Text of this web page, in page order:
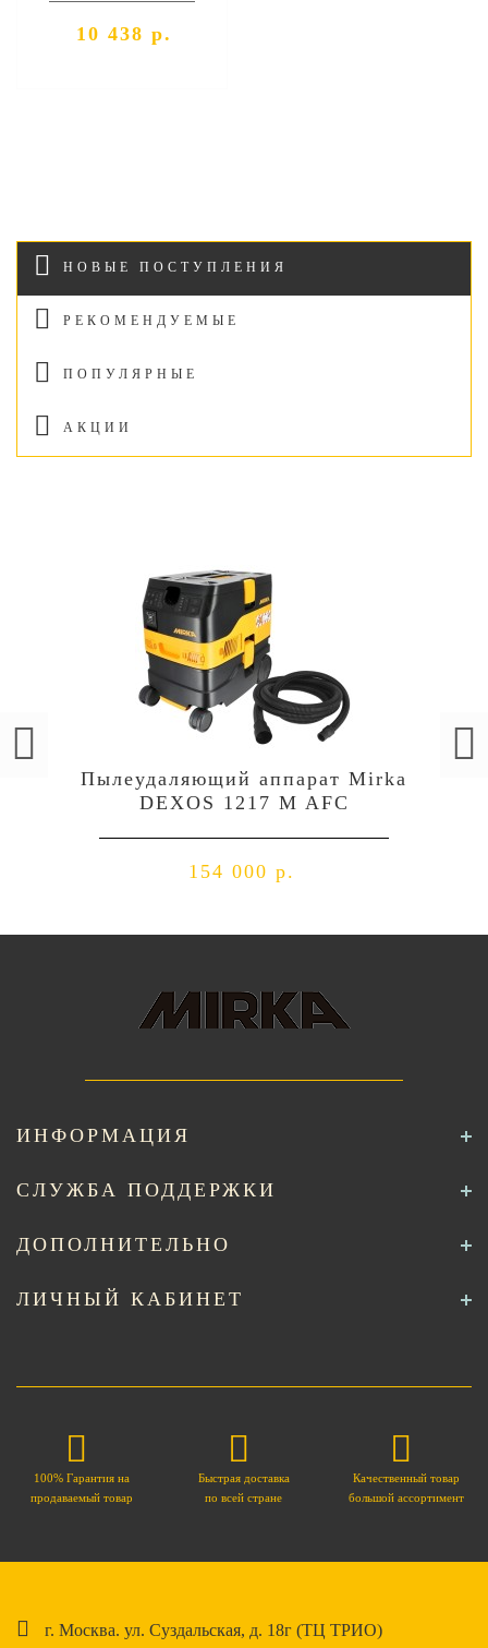
10 438 р.
НОВЫЕ ПОСТУПЛЕНИЯ
РЕКОМЕНДУЕМЫЕ
ПОПУЛЯРНЫЕ
АКЦИИ
Пылеудаляющий аппарат Mirka
DEXOS 1217 M AFC
154 000 р.
ИНФОРМАЦИЯ
СЛУЖБА ПОДДЕРЖКИ
ДОПОЛНИТЕЛЬНО
ЛИЧНЫЙ КАБИНЕТ
100% Гарантия на
продаваемый товар
Быстрая доставка
по всей стране
Качественный товар
большой ассортимент
г. Москва. ул. Суздальская, д. 18г (ТЦ ТРИО)